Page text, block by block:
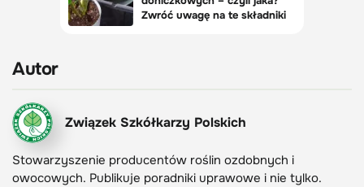
Autor
Związek Szkółkarzy Polskich
Stowarzyszenie producentów roślin ozdobnych i
owocowych. Publikuje poradniki uprawowe i nie tylko.